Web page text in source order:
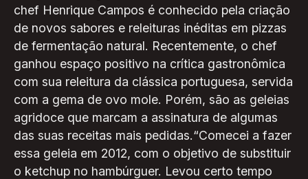
chef Henrique Campos é conhecido pela criação
de novos sabores e releituras inéditas em pizzas
de fermentação natural. Recentemente, o chef
ganhou espaço positivo na crítica gastronômica
com sua releitura da clássica portuguesa, servida
com a gema de ovo mole. Porém, são as geleias
agridoce que marcam a assinatura de algumas
das suas receitas mais pedidas.“Comecei a fazer
essa geleia em 2012, com o objetivo de substituir
o ketchup no hambúrguer. Levou certo tempo